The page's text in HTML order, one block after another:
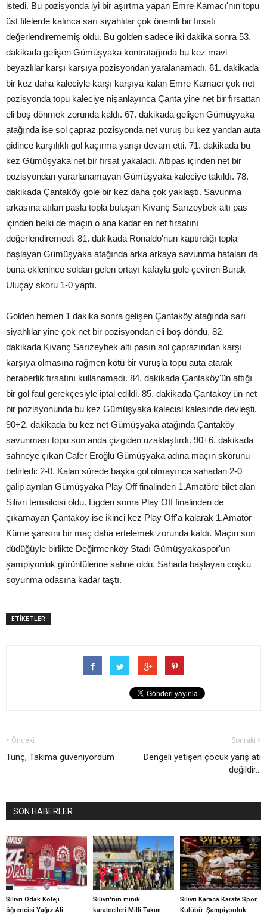
istedi. Bu pozisyonda iyi bir aşırtma yapan Emre Kamacı'nın topu
üst filelerde kalınca sarı siyahlılar çok önemli bir fırsatı
değerlendirememiş oldu. Bu golden sadece iki dakika sonra 53.
dakikada gelişen Gümüşyaka kontratağında bu kez mavi
beyazlılar karşı karşıya pozisyondan yaralanamadı. 61. dakikada
bir kez daha kaleciyle karşı karşıya kalan Emre Kamacı çok net
pozisyonda topu kaleciye nişanlayınca Çanta yine net bir fırsattan
eli boş dönmek zorunda kaldı. 67. dakikada gelişen Gümüşyaka
atağında ise sol çapraz pozisyonda net vuruş bu kez yandan auta
gidince karşılıklı gol kaçırma yarışı devam etti. 71. dakikada bu
kez Gümüşyaka net bir fırsat yakaladı. Altıpas içinden net bir
pozisyondan yararlanamayan Gümüşyaka kaleciye takıldı. 78.
dakikada Çantaköy gole bir kez daha çok yaklaştı. Savunma
arkasına atılan pasla topla buluşan Kıvanç Sarızeybek altı pas
içinden belki de maçın o ana kadar en net fırsatını
değerlendiremedi. 81. dakikada Ronaldo'nun kaptırdığı topla
başlayan Gümüşyaka atağında arka arkaya savunma hataları da
buna eklenince soldan gelen ortayı kafayla gole çeviren Burak
Uluçay skoru 1-0 yaptı.
Golden hemen 1 dakika sonra gelişen Çantaköy atağında sarı
siyahlılar yine çok net bir pozisyondan eli boş döndü. 82.
dakikada Kıvanç Sarızeybek altı pasın sol çaprazından karşı
karşıya olmasına rağmen kötü bir vuruşla topu auta atarak
beraberlik fırsatını kullanamadı. 84. dakikada Çantaköy'ün attığı
bir gol faul gerekçesiyle iptal edildi. 85. dakikada Çantaköy'ün net
bir pozisyonunda bu kez Gümüşyaka kalecisi kalesinde devleşti.
90+2. dakikada bu kez net Gümüşyaka atağında Çantaköy
savunması topu son anda çizgiden uzaklaştırdı. 90+6. dakikada
sahneye çıkan Cafer Eroğlu Gümüşyaka adına maçın skorunu
belirledi: 2-0. Kalan sürede başka gol olmayınca sahadan 2-0
galip ayrılan Gümüşyaka Play Off finalinden 1.Amatöre bilet alan
Silivri temsilcisi oldu. Ligden sonra Play Off finalinden de
çıkamayan Çantaköy ise ikinci kez Play Off'a kalarak 1.Amatör
Küme şansını bir maç daha ertelemek zorunda kaldı. Maçın son
düdüğüyle birlikte Değirmenköy Stadı Gümüşyakaspor'un
şampiyonluk görüntülerine sahne oldu. Sahada başlayan coşku
soyunma odasına kadar taştı.
ETİKETLER
« Önceki
Tunç, Takıma güveniyordum
Sonraki »
Dengeli yetişen çocuk yarış atı
değildir…
SON HABERLER
Silivri Odak Koleji
öğrencisi Yağız Ali
Silivri'nin minik
karatecileri Milli Takım
Silivri Karaca Karate Spor
Kulübü: Şampiyonluk